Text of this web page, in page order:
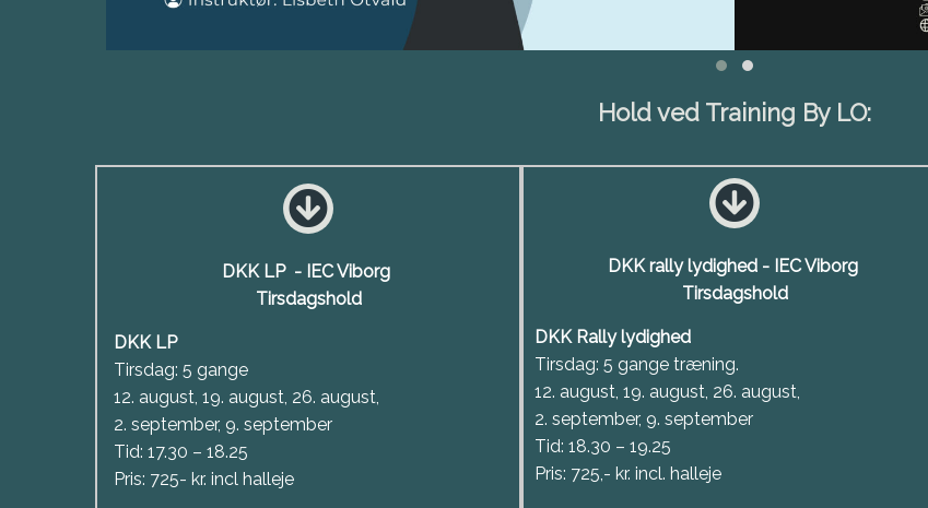
Hold ved Training By LO:
DKK LP - IEC Viborg
Tirsdagshold
DKK LP
Tirsdag: 5 gange
12. august, 19. august, 26. august,
2. september, 9. september
Tid: 17.30 – 18.25
Pris: 725- kr. incl halleje
DKK rally lydighed - IEC Viborg
Tirsdagshold
DKK Rally lydighed
Tirsdag: 5 gange træning.
12. august, 19. august, 26. august,
2. september, 9. september
Tid: 18.30 – 19.25
Pris: 725,- kr. incl. halleje